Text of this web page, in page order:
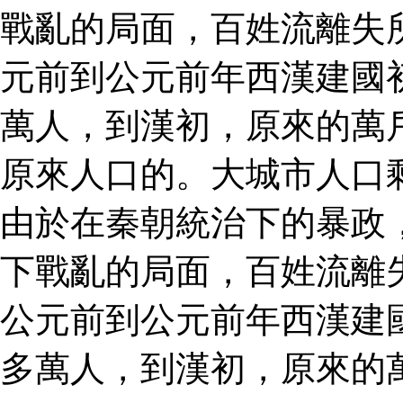
戰亂的局面，百姓流離失
元前到公元前年西漢建
萬人，到漢初，原來的萬
原來人口的。大城市人
由於在秦朝統治下的暴
下戰亂的局面，百姓流離
公元前到公元前年西漢建
多萬人，到漢初，原來